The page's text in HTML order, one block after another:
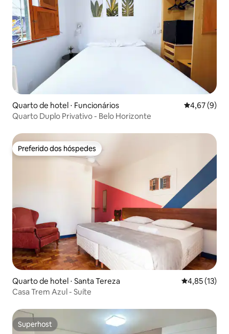
Quarto de hotel ⋅ Funcionários 4,67 de uma
4,67 (9)
Quarto Duplo Privativo - Belo Horizonte
Preferido dos hóspedes
Preferido dos hóspedes
Quarto de hotel ⋅ Santa Tereza 4,85 de uma
4,85 (13)
Casa Trem Azul - Suíte
Superhost
Superhost